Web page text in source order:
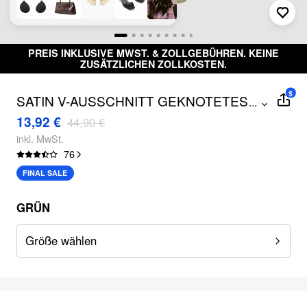
PREIS INKLUSIVE MWST. & ZOLLGEBÜHREN. KEINE
ZUSÄTZLICHEN ZOLLKOSTEN.
SATIN V-AUSSCHNITT GEKNOTETES
MIDIKLEID
...
13,92 € 44,90 €
inkl. MwSt.
76
$
FINAL SALE
GRÜN
Größe wählen